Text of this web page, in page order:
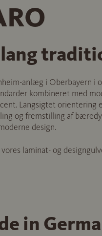
anlæg i Oberbayern i
kombineret med
Langsigtet orientering
og fremstilling af
design.
laminat- og
in